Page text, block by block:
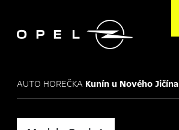

AUTO HOREČKA Kunín u Nového Jičína